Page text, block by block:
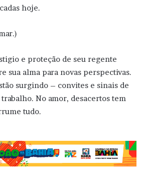
hoje.
e proteção de seu regente
sua alma para novas perspectivas.
surgindo – convites e sinais de
No amor, desacertos tem
tudo.